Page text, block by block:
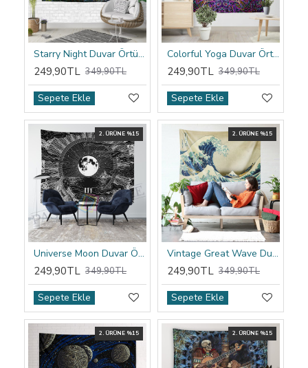
Starry Night Duvar Örtüsü
249,90TL 349,90TL
Sepete Ekle
Colorful Yoga Duvar Örtüsü
249,90TL 349,90TL
Sepete Ekle
2. ÜRÜNE %15
Universe Moon Duvar Örtüsü
249,90TL 349,90TL
Sepete Ekle
2. ÜRÜNE %15
Vintage Great Wave Duvar Örtüsü
249,90TL 349,90TL
Sepete Ekle
2. ÜRÜNE %15 2. ÜRÜNE %15